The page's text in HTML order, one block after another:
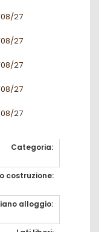
Categoria:
costruzione:
alloggio: